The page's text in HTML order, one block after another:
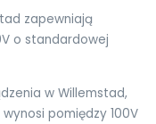
zapewniają
o standardowej
w Willemstad,
pomiędzy 100V